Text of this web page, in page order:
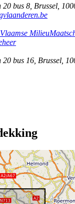
bus 8 Brussel
bus 16 Brussel